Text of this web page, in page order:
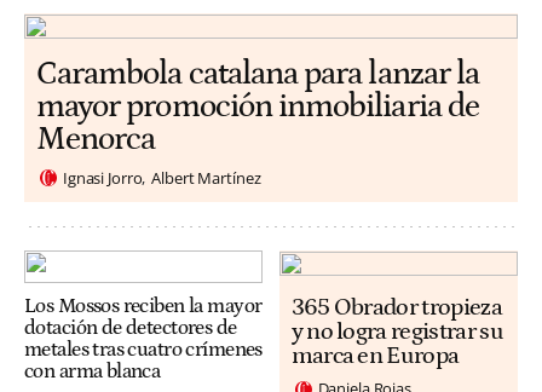
Carambola catalana para lanzar la
mayor promoción inmobiliaria de
Menorca
Ignasi Jorro Albert Martínez
Los Mossos reciben la mayor
dotación de detectores de
metales tras cuatro crímenes
con arma blanca
365 Obrador tropieza
y no logra registrar su
marca en Europa